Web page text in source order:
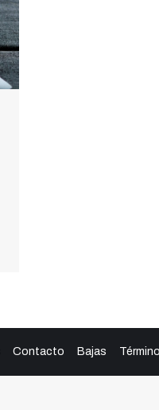
Contacto Bajas